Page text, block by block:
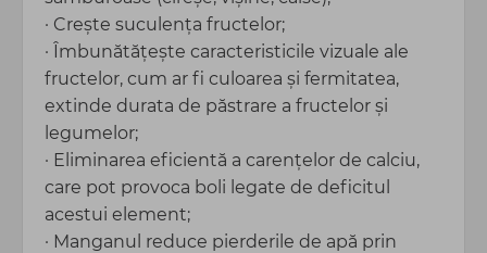
· Creşte suculenţa fructelor;
· Îmbunătăţeşte caracteristicile vizuale ale
fructelor, cum ar fi culoarea şi fermitatea,
extinde durata de păstrare a fructelor şi
legumelor;
· Eliminarea eficientă a carenţelor de calciu,
care pot provoca boli legate de deficitul
acestui element;
· Manganul reduce pierderile de apă prin